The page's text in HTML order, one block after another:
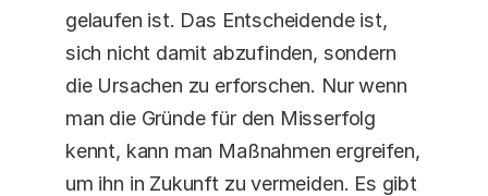
gelaufen ist. Das Entscheidende ist,
sich nicht damit abzufinden, sondern
die Ursachen zu erforschen. Nur wenn
man die Gründe für den Misserfolg
kennt, kann man Maßnahmen ergreifen,
um ihn in Zukunft zu vermeiden. Es gibt